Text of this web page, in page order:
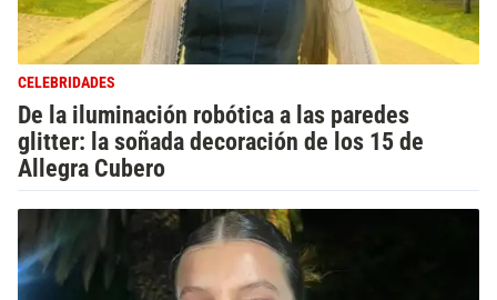
CELEBRIDADES
De la iluminación robótica a las paredes
glitter: la soñada decoración de los 15 de
Allegra Cubero